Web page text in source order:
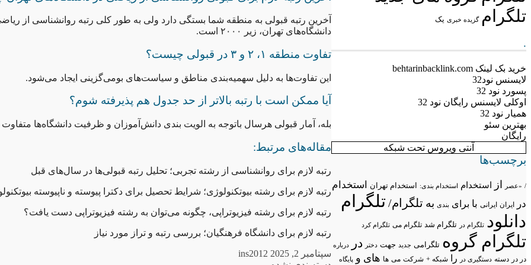
تلگرام گزیده خبری یک
.
خرید بک لینک behtarinbacklink.com
لایسنس نود32
پسورد نود 32
اوکلی لایسنس رایگان نود 32
همیار نود 32
بهترین سئو
رایگان
آنتی ویروس تحت شبکه
آخرین رتبه قبولی به منطقه شما بستگی دارد ولی به طور کلی رتبه روانشناسی از
دانشگاه‌های تهران، زیر ۲۰۰۰ است.
تفاوت منطقه ۱، ۲ و ۳ در قبولی چیست؟
این تفاوت‌ها به دلیل سهمیه‌بندی مناطق و سیاست‌های بومی‌گزینی ایجاد می‌شود.
آیا ممکن است با رتبه بالاتر از حد جدول هم پذیرفته شوم؟
بله، آمار قبولی هرسال باتوجه به الویت بندی دانش‌آموزان و ظرفیت دانشگاه‌ها
مقاله‌های مرتبط:
رتبه لازم برای روانشناسی از رشته تجربی؛ تحلیل رتبه قبولی‌ها در سال‌های قبل
رتبه لازم برای رشته بیوتکنولوژی؛ شرایط تحصیل برای دکترا پیوسته و ناپیوسته
رتبه لازم برای رشته فیزیوتراپی، چگونه می‌توان به رشته فیزیوتراپی دست یافت؟
رتبه لازم برای دانشگاه فرهنگیان؛ بررسی رتبه و تراز مورد نیاز
سپتامبر 2, 2025
ins2012
برچسب‌ها
/ «عصر از استخدام استخدام بندی: استخدام تهران
استخدام
در
ایران ایرانی با برای بندی به تلگرام/ تلگرام
دانلود تلگرام در تلگرام شد تلگرام می تلگرام کرد
تلگرام گروه تلگرامی جدید جهت دختر در درباره
در در دسته دستگیری در را شبکه + شرکت می ها های و پایگاه